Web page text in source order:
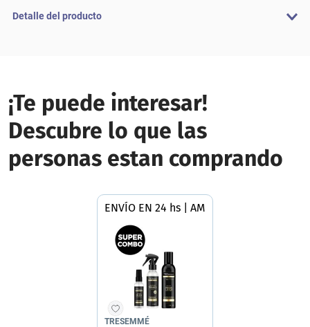
Detalle del producto
¡Te puede interesar!
Descubre lo que las
personas estan comprando
ENVÍO EN 24 hs | AMBA
TRESEMMÉ